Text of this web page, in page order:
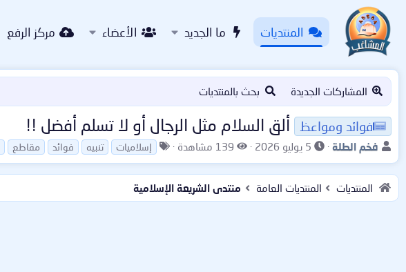
المنتديات ما الجديد الأعضاء مركز الرفع
المشاركات الجديدة بحث بالمنتديات
فوائد ومواعظ ألق السلام مثل الرجال أو لا تسلم أفضل !!
ب
د
ا
فخم الطلة
ت
ر
ي
خ
5 يوليو 2026
ا
م
ش
ا
139 مشاهدة
ا
و
س
و
إسلاميات تنبيه فوائد مقاطع
المنتديات المنتديات العامة منتدى الشريعة الإسلامية